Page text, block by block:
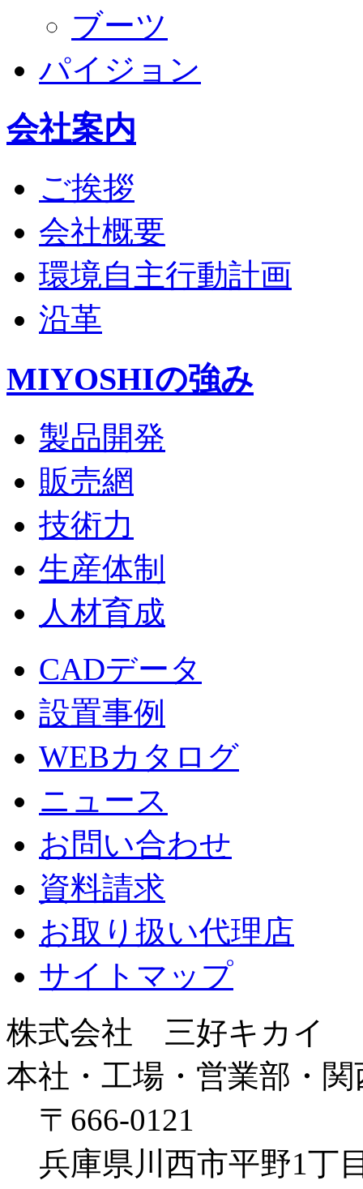
ブーツ
パイジョン
会社案内
ご挨拶
会社概要
環境自主行動計画
沿革
MIYOSHIの強み
製品開発
販売網
技術力
生産体制
人材育成
CADデータ
設置事例
WEBカタログ
ニュース
お問い合わせ
資料請求
お取り扱い代理店
サイトマップ
株式会社 三好キカイ
本社・工場・営業部・関
〒666-0121
兵庫県川西市平野1丁